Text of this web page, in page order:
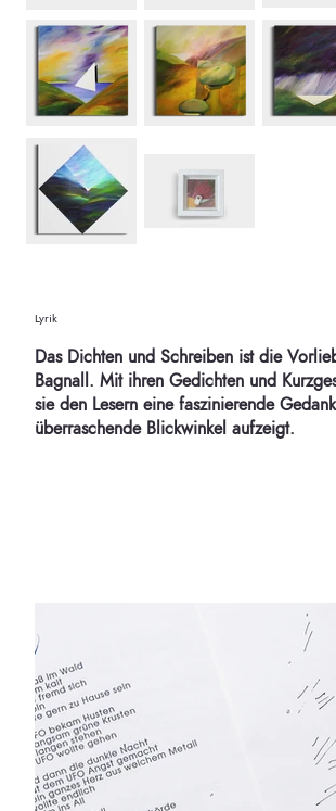
Lyrik
Das Dichten und Schreiben ist die
Bagnall. Mit ihren Gedichten und
sie den Lesern eine faszinierende
überraschende Blickwinkel aufzeigt.